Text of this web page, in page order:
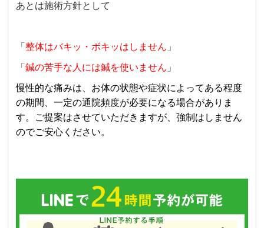
あとは施術方針として
「整体はバキッ・ボキッはしません 」
「鍼の苦手な人には鍼を使いません 」
慢性的な痛みは、お体の状態や症状によってある程度
の期間、一定の通院頻度が必要になる場合がありま
す。ご提案はさせていただきますが、強制はしません
のでご安心ください。